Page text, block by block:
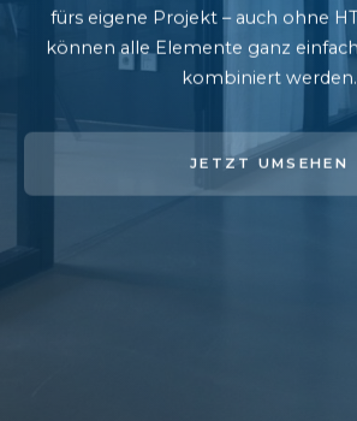
fürs eigene Projekt – auch ohne
können alle Elemente ganz
kombiniert werden.
JETZT UMSEHEN